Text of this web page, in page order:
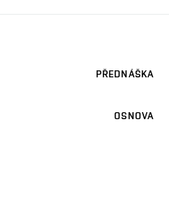
PŘEDNÁŠKA
OSNOVA